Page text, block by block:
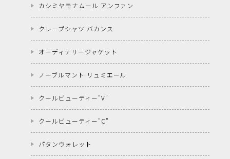
カシミヤモナムール アンファン
クレープシャツ バカンス
オーディナリージャケット
ノーブルマント リュミエール
クールビューティー"V"
クールビューティー"C"
パタンウォレット